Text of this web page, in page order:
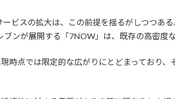
ービスの拡大は、この前提を揺るがしつつ
ンが展開する「7NOW」は、既存の高密度
時点では限定的な広がりにとどまっており